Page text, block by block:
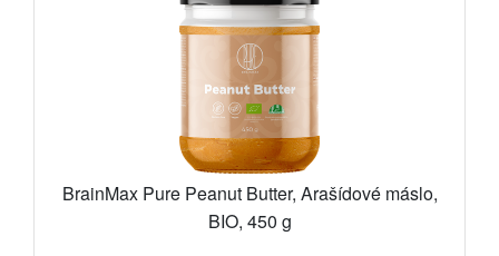
BrainMax Pure Peanut Butter, Arašídové máslo,
BIO, 450 g